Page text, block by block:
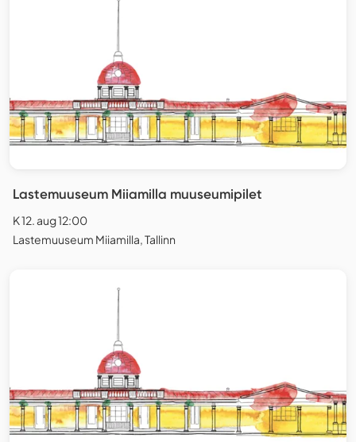
Lastemuuseum Miiamilla muuseumipilet
K 12. aug 12:00
Lastemuuseum Miiamilla, Tallinn